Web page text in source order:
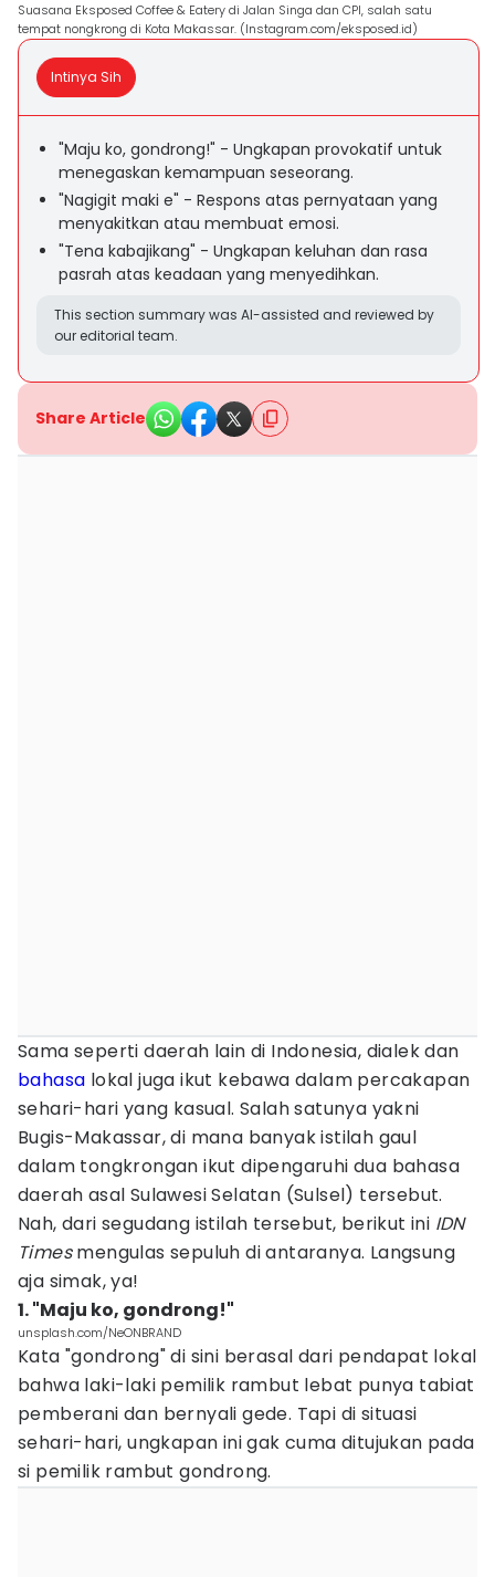
Suasana Eksposed Coffee & Eatery di Jalan Singa dan CPI, salah satu
tempat nongkrong di Kota Makassar. (Instagram.com/eksposed.id)
Intinya Sih
"Maju ko, gondrong!" - Ungkapan provokatif untuk
menegaskan kemampuan seseorang.
"Nagigit maki e" - Respons atas pernyataan yang
menyakitkan atau membuat emosi.
"Tena kabajikang" - Ungkapan keluhan dan rasa
pasrah atas keadaan yang menyedihkan.
This section summary was AI-assisted and reviewed by
our editorial team.
Share Article
Sama seperti daerah lain di Indonesia, dialek dan
bahasa lokal juga ikut kebawa dalam percakapan
sehari-hari yang kasual. Salah satunya yakni
Bugis-Makassar, di mana banyak istilah gaul
dalam tongkrongan ikut dipengaruhi dua bahasa
daerah asal Sulawesi Selatan (Sulsel) tersebut.
Nah, dari segudang istilah tersebut, berikut ini IDN
Timesmengulas sepuluh di antaranya. Langsung
aja simak, ya!
1. "Maju ko, gondrong!"
unsplash.com/NeONBRAND
Kata "gondrong" di sini berasal dari pendapat lokal
bahwa laki-laki pemilik rambut lebat punya tabiat
pemberani dan bernyali gede. Tapi di situasi
sehari-hari, ungkapan ini gak cuma ditujukan pada
si pemilik rambut gondrong.